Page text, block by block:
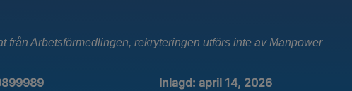
från Arbetsförmedlingen, rekryteringen utförs inte av Manpower
Inlagd: april 14, 2026